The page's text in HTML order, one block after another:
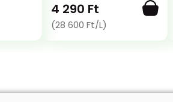
4 290 Ft
(28 600 Ft/L)